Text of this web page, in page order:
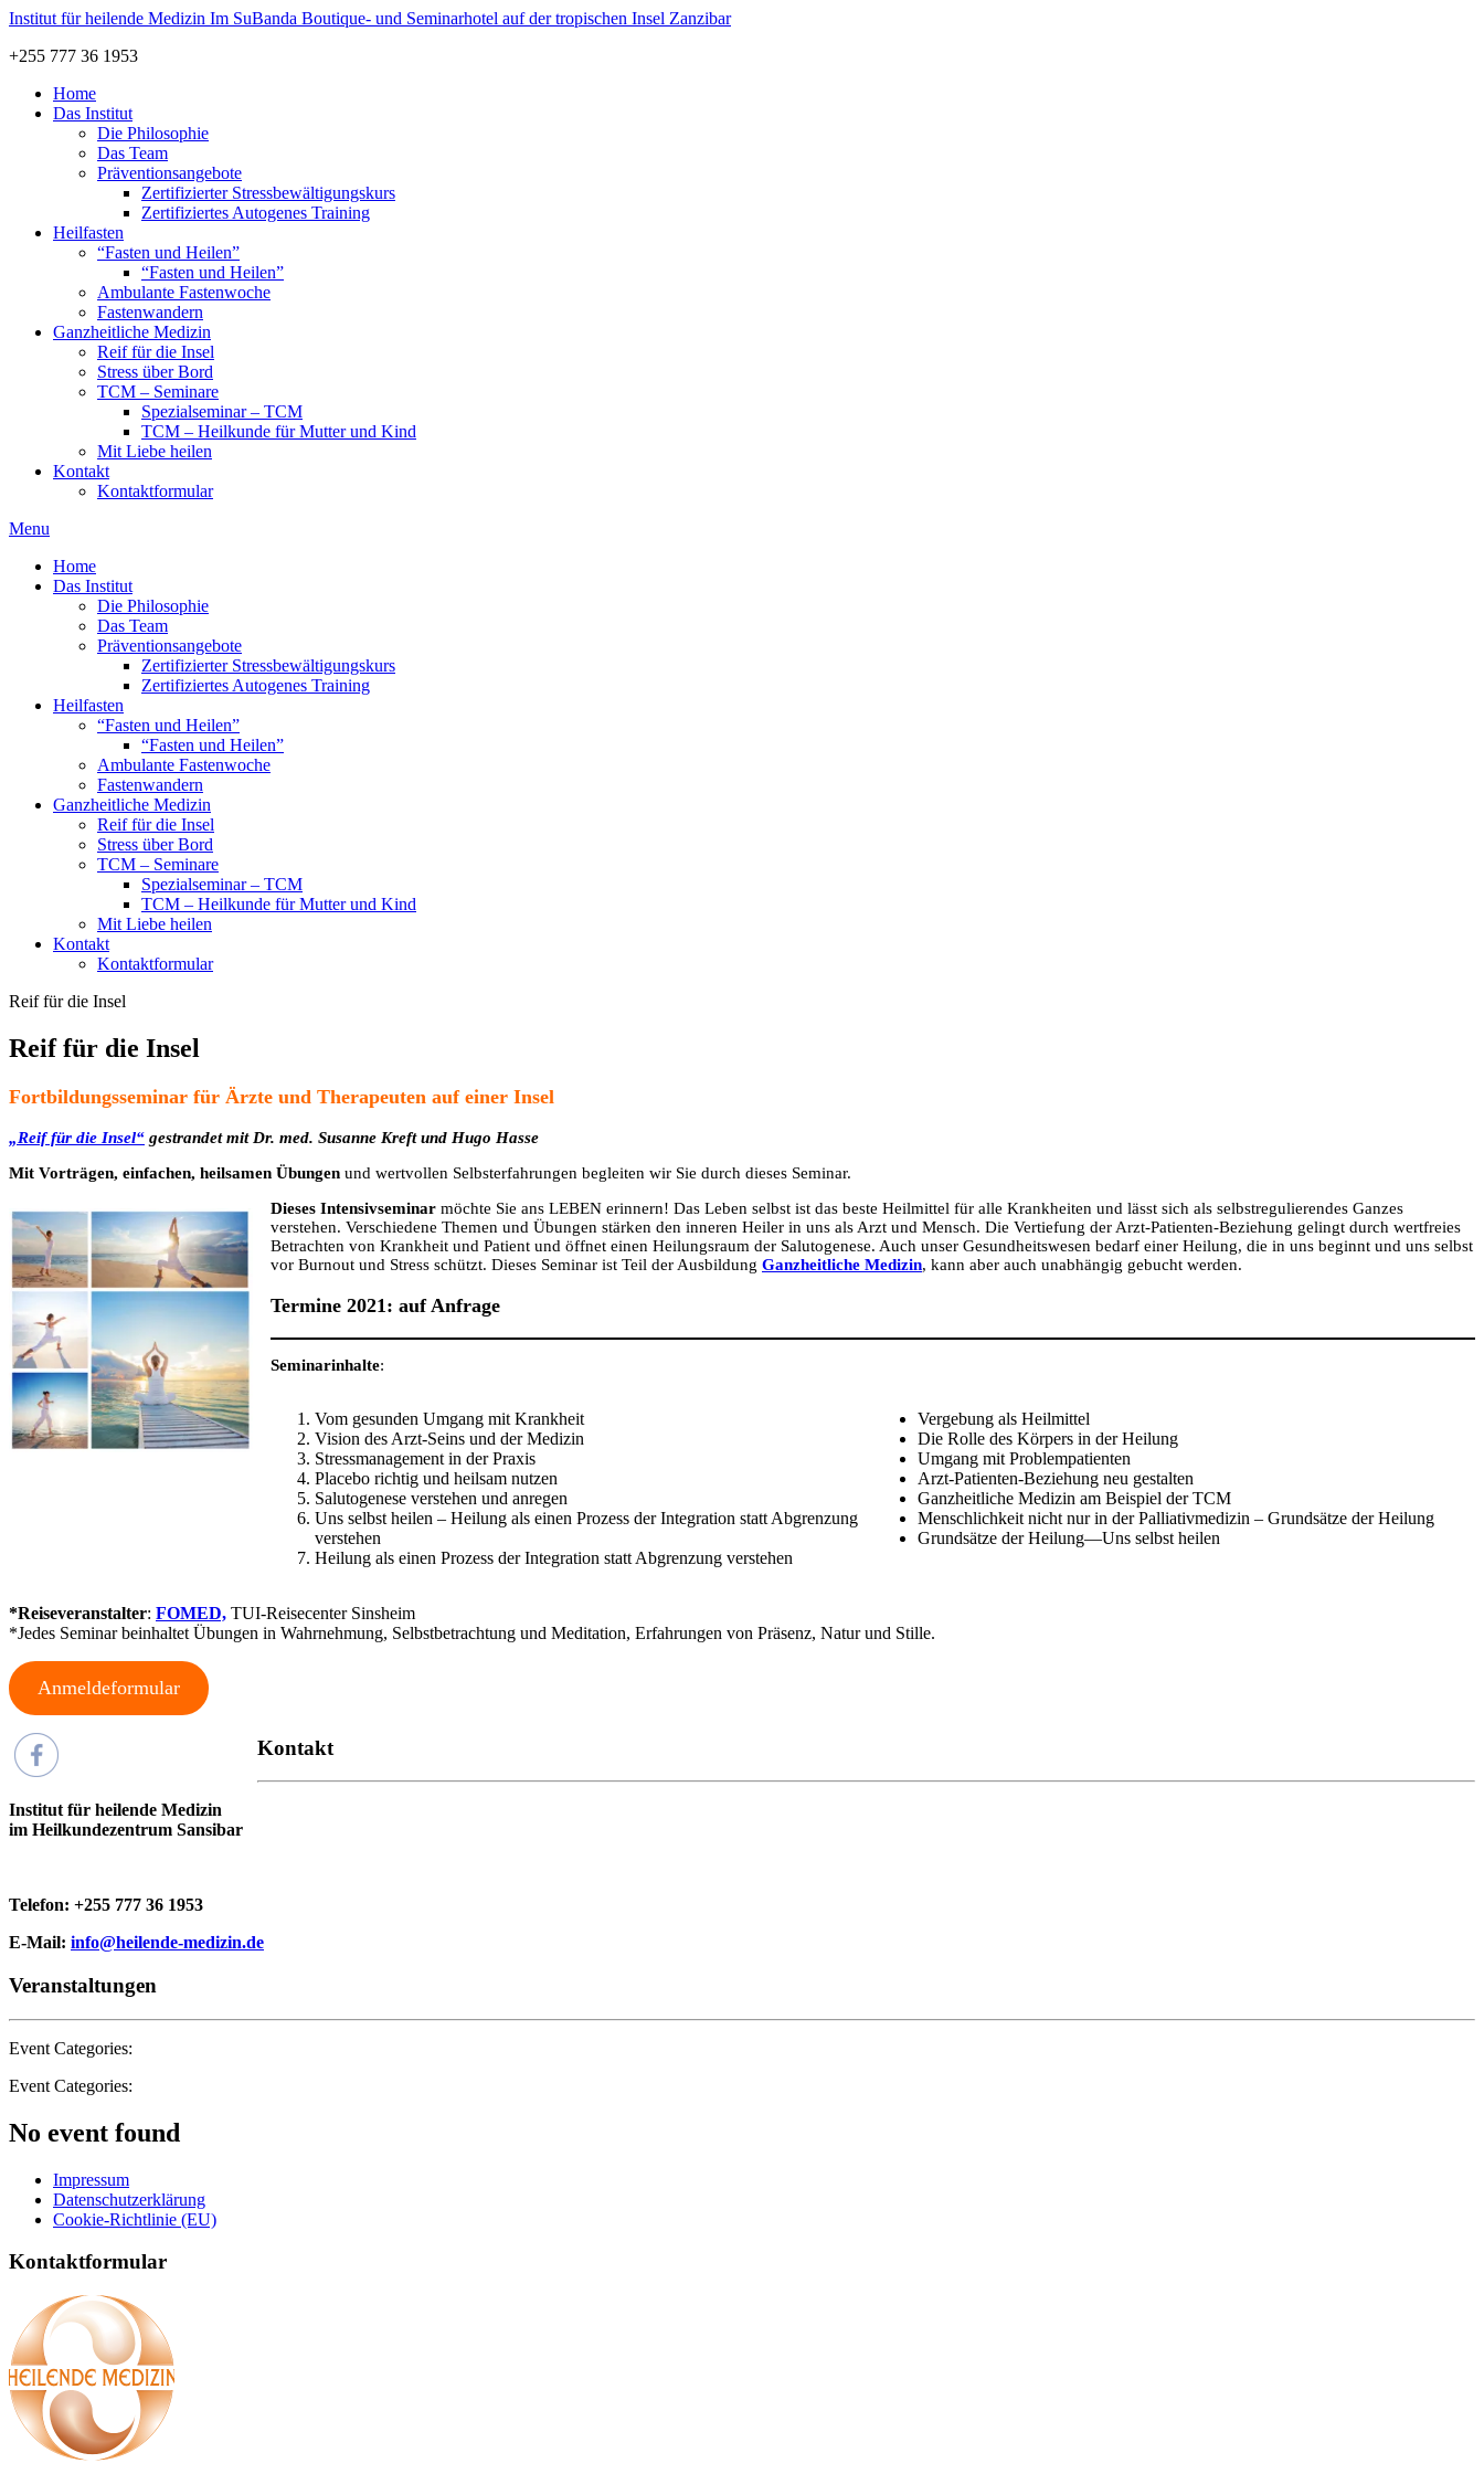
Institut fürheilende Medizin Im SuBanda Boutique- und Seminarhotel auf der tropischen Insel Zanzibar
+255 777 36 1953
Home
Das Institut
Die Philosophie
Das Team
Präventionsangebote
Zertifizierter Stressbewältigungskurs
Zertifiziertes Autogenes Training
Heilfasten
“Fasten und Heilen”
“Fasten und Heilen”
Ambulante Fastenwoche
Fastenwandern
Ganzheitliche Medizin
Reif für die Insel
Stress über Bord
TCM – Seminare
Spezialseminar – TCM
TCM – Heilkunde für Mutter und Kind
Mit Liebe heilen
Kontakt
Kontaktformular
Menu
Home
Das Institut
Die Philosophie
Das Team
Präventionsangebote
Zertifizierter Stressbewältigungskurs
Zertifiziertes Autogenes Training
Heilfasten
“Fasten und Heilen”
“Fasten und Heilen”
Ambulante Fastenwoche
Fastenwandern
Ganzheitliche Medizin
Reif für die Insel
Stress über Bord
TCM – Seminare
Spezialseminar – TCM
TCM – Heilkunde für Mutter und Kind
Mit Liebe heilen
Kontakt
Kontaktformular
Reif für die Insel
Reif für die Insel
Fortbildungsseminar für Ärzte und Therapeuten auf einer Insel
„Reif für die Insel“ gestrandet mit Dr. med. Susanne Kreft und Hugo Hasse
Mit Vorträgen, einfachen, heilsamen Übungen und wertvollen Selbsterfahrungen begleiten wir Sie durch dieses Seminar.
Dieses Intensivseminar möchte Sie ans LEBEN erinnern! Das Leben selbst ist das beste Heilmittel für alle Krankheiten und lässt sich als selbstregulierendes Ganzes
verstehen. Verschiedene Themen und Übungen stärken den inneren Heiler in uns als Arzt und Mensch. Die Vertiefung der Arzt-Patienten-Beziehung gelingt durch wertfreies
Betrachten von Krankheit und Patient und öffnet einen Heilungsraum der Salutogenese. Auch unser Gesundheitswesen bedarf einer Heilung, die in uns beginnt und uns selbst
vor Burnout und Stress schützt. Dieses Seminar ist Teil der Ausbildung Ganzheitliche Medizin, kann aber auch unabhängig gebucht werden.
Termine 2021: auf Anfrage
Seminarinhalte:
Vom gesunden Umgang mit Krankheit
Vision des Arzt-Seins und der Medizin
Stressmanagement in der Praxis
Placebo richtig und heilsam nutzen
Salutogenese verstehen und anregen
Uns selbst heilen – Heilung als einen Prozess der Integration statt Abgrenzung
verstehen
Heilung als einen Prozess der Integration statt Abgrenzung verstehen
Vergebung als Heilmittel
Die Rolle des Körpers in der Heilung
Umgang mit Problempatienten
Arzt-Patienten-Beziehung neu gestalten
Ganzheitliche Medizin am Beispiel der TCM
Menschlichkeit nicht nur in der Palliativmedizin – Grundsätze der Heilung
Grundsätze der Heilung—Uns selbst heilen
*Reiseveranstalter: FOMED, TUI-Reisecenter Sinsheim
*Jedes Seminar beinhaltet Übungen in Wahrnehmung, Selbstbetrachtung und Meditation, Erfahrungen von Präsenz, Natur und Stille.
Anmeldeformular
Kontakt
Institut für heilende Medizin
im Heilkundezentrum Sansibar
Telefon: +255 777 36 1953
E-Mail: info@heilende-medizin.de
Veranstaltungen
Event Categories:
Event Categories:
No event found
Impressum
Datenschutzerklärung
Cookie-Richtlinie (EU)
Kontaktformular